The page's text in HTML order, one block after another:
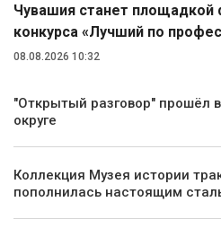
Чувашия станет площадкой
конкурса «Лучший по
08.08.2026 10:32
"Открытый разговор" прошёл
округе
Коллекция Музея истории
пополнилась настоящим